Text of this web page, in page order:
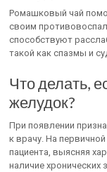
Ромашковый чай
своим
способствуют
такой как спазмы и
Что делать,
желудок?
При появлении
к врачу. На
пациента, выясняя
наличие